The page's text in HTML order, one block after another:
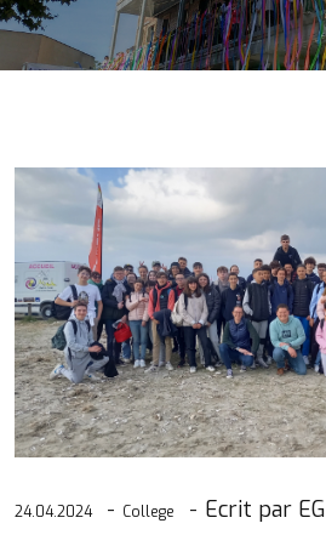
24.04.2024 College Ecrit par EG